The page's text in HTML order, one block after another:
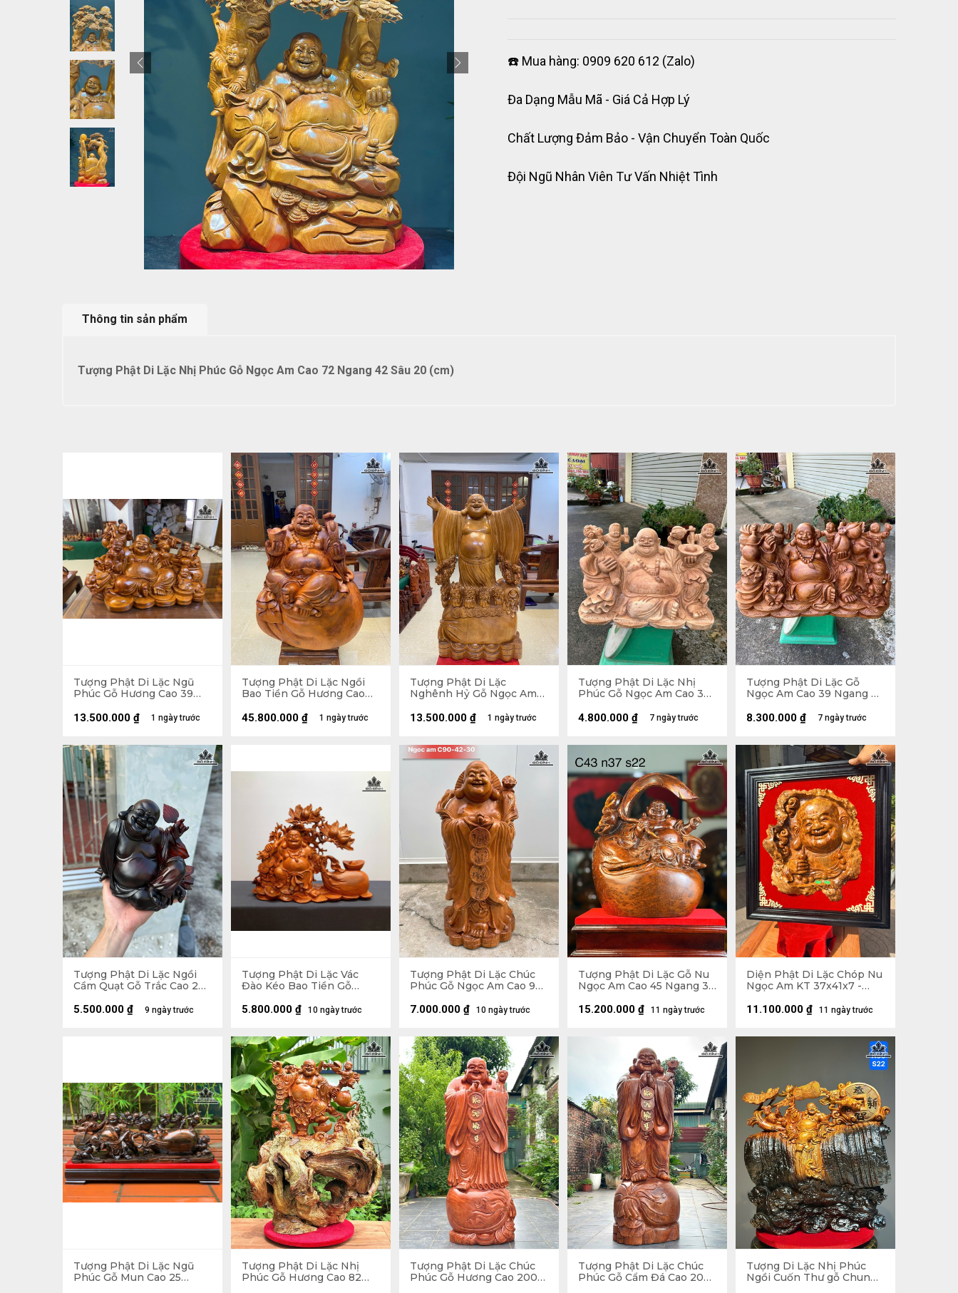
☎️ Mua hàng: 0909 620 612 (Zalo)
Đa Dạng Mẫu Mã - Giá Cả Hợp Lý
Chất Lượng Đảm Bảo - Vận Chuyển Toàn Quốc
Đội Ngũ Nhân Viên Tư Vấn Nhiệt Tình
Thông tin sản phẩm
Tượng Phật Di Lặc Nhị Phúc Gỗ Ngọc Am Cao 72 Ngang 42 Sâu 20 (cm)
Tượng Phật Di Lặc Ngũ
Phúc Gỗ Hương Cao 39
1 ngày trước
13.500.000 ₫
Tượng Phật Di Lặc Ngồi
Bao Tiền Gỗ Hương Cao
155kg
1 ngày trước
45.800.000 ₫
Tượng Phật Di Lặc
Nghênh Hỷ Gỗ Ngọc Am
(cm)
1 ngày trước
13.500.000 ₫
Tượng Phật Di Lặc Nhị
Phúc Gỗ Ngọc Am Cao 30
7 ngày trước
4.800.000 ₫
Tượng Phật Di Lặc Gỗ
Ngọc Am Cao 39 Ngang 71
7 ngày trước
8.300.000 ₫
Tượng Phật Di Lặc Ngồi
Cầm Quạt Gỗ Trắc Cao 20
9 ngày trước
5.500.000 ₫
Tượng Phật Di Lặc Vác
Đào Kéo Bao Tiền Gỗ
Sâu 18 (cm)
10 ngày trước
5.800.000 ₫
Tượng Phật Di Lặc Chúc
Phúc Gỗ Ngọc Am Cao 90
10 ngày trước
7.000.000 ₫
Tượng Phật Di Lặc Gỗ Nu
Ngọc Am Cao 45 Ngang 37
11 ngày trước
15.200.000 ₫
Diện Phật Di Lặc Chóp Nu
Ngọc Am KT 37x41x7 -
11 ngày trước
11.100.000 ₫
Tượng Phật Di Lặc Ngũ
Phúc Gỗ Mun Cao 25
Tượng Phật Di Lặc Nhị
Phúc Gỗ Hương Cao 82
Tượng Phật Di Lặc Chúc
Phúc Gỗ Hương Cao 200
Tượng Phật Di Lặc Chúc
Phúc Gỗ Cẩm Đá Cao 200
Tượng Di Lặc Nhị Phúc
Ngồi Cuốn Thư gỗ Chun